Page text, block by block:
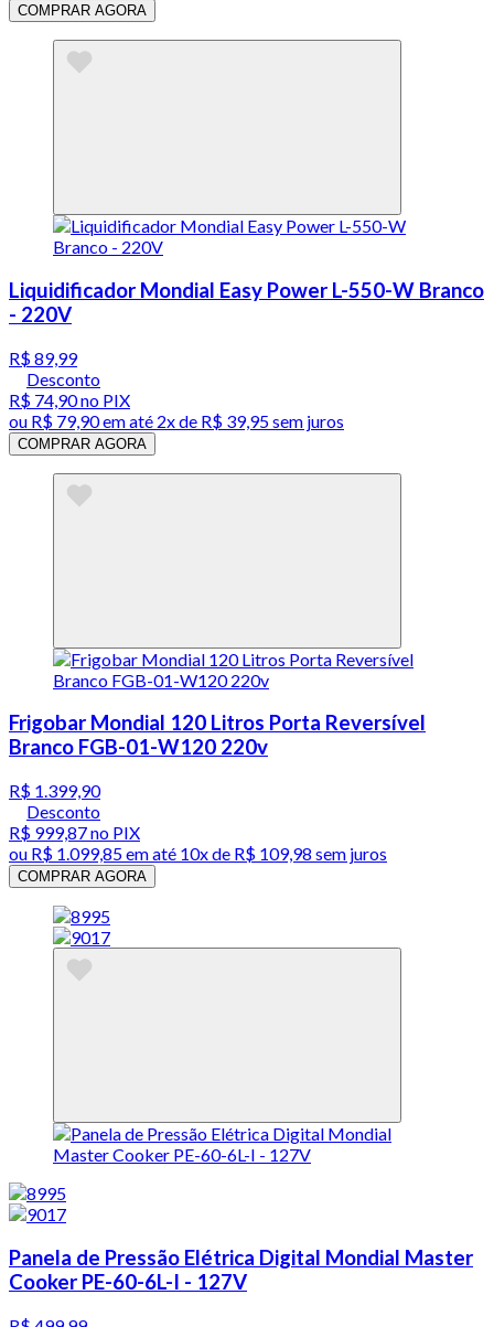
COMPRAR AGORA
Liquidificador Mondial Easy Power L-550-W Branco
- 220V
R$ 89,99
Desconto
R$ 74,90no PIX
ou R$ 79,90em até 2x de R$ 39,95 sem juros
COMPRAR AGORA
Frigobar Mondial 120 Litros Porta Reversível
Branco FGB-01-W120 220v
R$ 1.399,90
Desconto
R$ 999,87no PIX
ou R$ 1.099,85em até 10x de R$ 109,98 sem juros
COMPRAR AGORA
Panela de Pressão Elétrica Digital Mondial Master
Cooker PE-60-6L-I - 127V